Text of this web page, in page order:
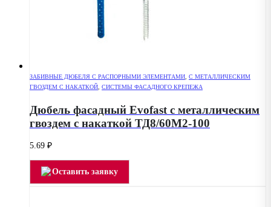
ЗАБИВНЫЕ ДЮБЕЛЯ С РАСПОРНЫМИ ЭЛЕМЕНТАМИ С МЕТАЛЛИЧЕСКИМ
ГВОЗДЕМ С НАКАТКОЙ СИСТЕМЫ ФАСАДНОГО КРЕПЕЖА
Дюбель фасадный Evofast с металлическим
гвоздем с накаткой ТД8/60М2-100
5.69 ₽
Оставить заявку